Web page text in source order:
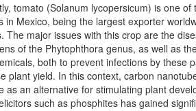
tomato (Solanum lycopersicum) is one
in Mexico, being the largest exporter
The major issues with this crop are the
of the Phytophthora genus, as well as
both to prevent infections by these
plant yield. In this context, carbon
as an alternative for stimulating plant
such as phosphites has gained